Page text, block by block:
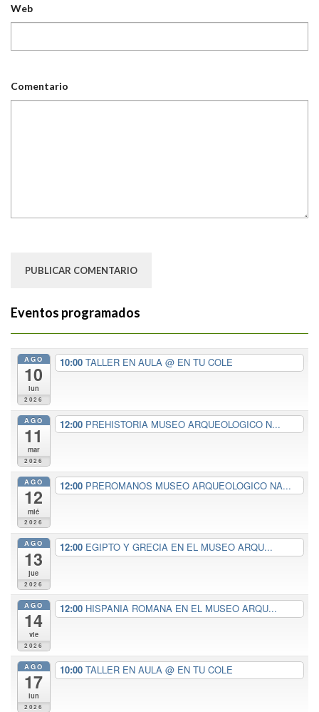
Web
Comentario
Eventos programados
AGO
10
lun
2026
10:00 TALLER EN AULA @ EN TU COLE
AGO
11
mar
2026
12:00 PREHISTORIA MUSEO ARQUEOLOGICO N...
AGO
12
mié
2026
12:00 PREROMANOS MUSEO ARQUEOLOGICO NA...
AGO
13
jue
2026
12:00 EGIPTO Y GRECIA EN EL MUSEO ARQU...
AGO
14
vie
2026
12:00 HISPANIA ROMANA EN EL MUSEO ARQU...
AGO
17
lun
2026
10:00 TALLER EN AULA @ EN TU COLE